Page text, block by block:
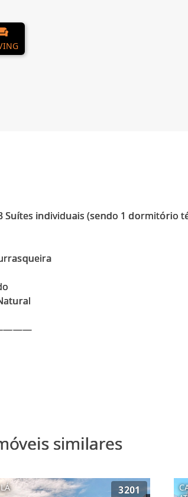
Suítes individuais (sendo 1 dormitório
similares
3201